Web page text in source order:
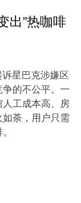
出”热咖啡
星巴克涉嫌区
的不公平。一
人工成本高、房
荼，用户只需